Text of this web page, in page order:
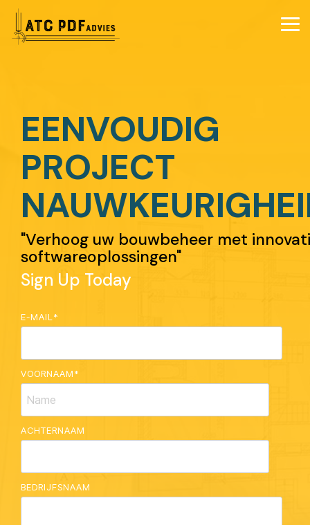
Skip
the
main
EENVOUDIG
PROJECT
"Verhoog uw bouwbeheer met
softwareoplossingen"
Sign Up Today
E-MAIL *
VOORNAAM*
ACHTERNAAM
BEDRIJFSNAAM